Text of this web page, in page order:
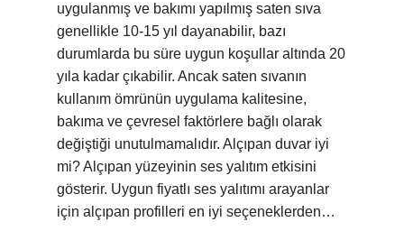
uygulanmış ve bakımı yapılmış saten sıva
genellikle 10-15 yıl dayanabilir, bazı
durumlarda bu süre uygun koşullar altında 20
yıla kadar çıkabilir. Ancak saten sıvanın
kullanım ömrünün uygulama kalitesine,
bakıma ve çevresel faktörlere bağlı olarak
değiştiği unutulmamalıdır. Alçıpan duvar iyi
mi? Alçıpan yüzeyinin ses yalıtım etkisini
gösterir. Uygun fiyatlı ses yalıtımı arayanlar
için alçıpan profilleri en iyi seçeneklerden…